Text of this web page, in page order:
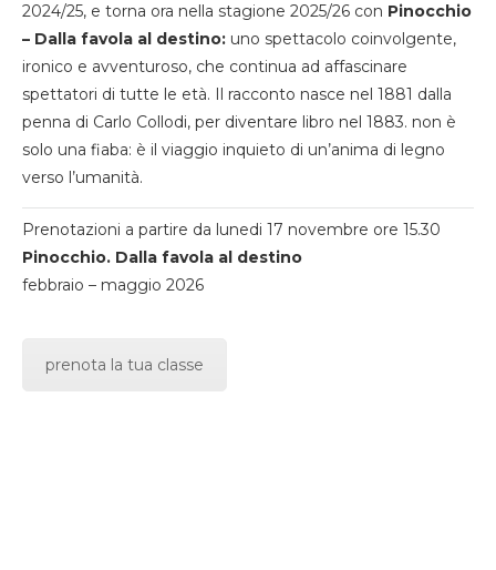
2024/25, e torna ora nella stagione 2025/26 con Pinocchio
– Dalla favola al destino: uno spettacolo coinvolgente,
ironico e avventuroso, che continua ad affascinare
spettatori di tutte le età. Il racconto nasce nel 1881 dalla
penna di Carlo Collodi, per diventare libro nel 1883. non è
solo una fiaba: è il viaggio inquieto di un’anima di legno
verso l’umanità.
Prenotazioni a partire da lunedi 17 novembre ore 15.30
Pinocchio. Dalla favola al destino
febbraio – maggio 2026
prenota la tua classe